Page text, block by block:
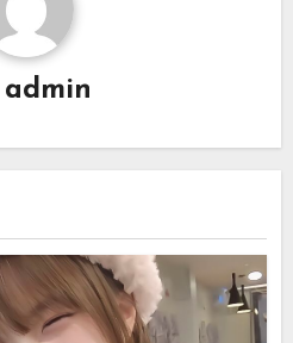
admin